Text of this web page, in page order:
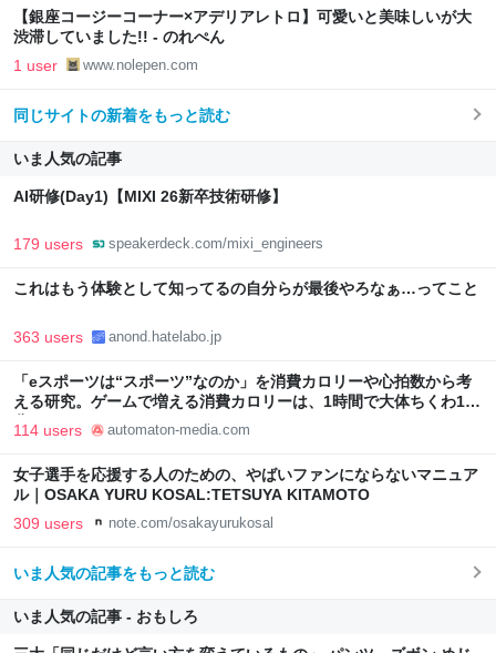
【銀座コージーコーナー×アデリアレトロ】可愛いと美味しいが大
渋滞していました!! - のれぺん
1 user www.nolepen.com
同じサイトの新着をもっと読む
いま人気の記事
AI研修(Day1)【MIXI 26新卒技術研修】
179 users speakerdeck.com/mixi_engineers
これはもう体験として知ってるの自分らが最後やろなぁ…ってこと
363 users anond.hatelabo.jp
「eスポーツは“スポーツ”なのか」を消費カロリーや心拍数から考
える研究。ゲームで増える消費カロリーは、1時間で大体ちくわ1本
分 - AUTOMATON
114 users automaton-media.com
女子選手を応援する人のための、やばいファンにならないマニュア
ル｜OSAKA YURU KOSAL:TETSUYA KITAMOTO
309 users note.com/osakayurukosal
いま人気の記事をもっと読む
いま人気の記事 - おもしろ